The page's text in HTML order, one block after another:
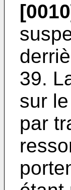
39.
sur
par